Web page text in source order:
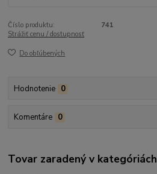
Číslo produktu:
741
Strážiť cenu / dostupnosť
Do obľúbených
Hodnotenie 0
Komentáre 0
Tovar zaradený v kategóriách